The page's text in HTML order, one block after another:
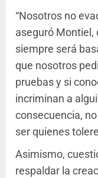
“Nosotros no
aseguró Montiel,
siempre será
que nosotros
pruebas y si
incriminan a
consecuencia,
ser quienes
Asimismo,
respaldar la